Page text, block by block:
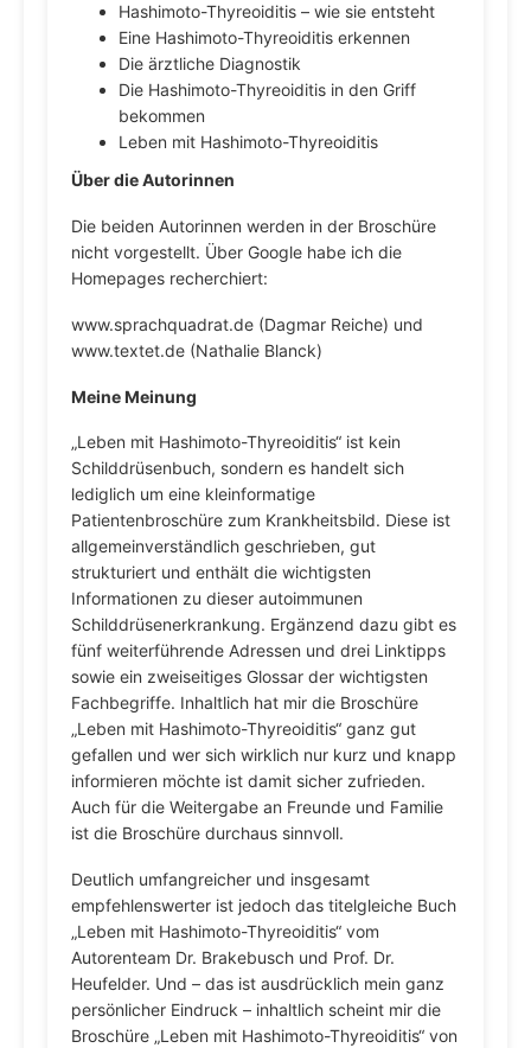
Hashimoto-Thyreoiditis – wie sie entsteht
Eine Hashimoto-Thyreoiditis erkennen
Die ärztliche Diagnostik
Die Hashimoto-Thyreoiditis in den Griff
bekommen
Leben mit Hashimoto-Thyreoiditis
Über die Autorinnen
Die beiden Autorinnen werden in der Broschüre
nicht vorgestellt. Über Google habe ich die
Homepages recherchiert:
www.sprachquadrat.de (Dagmar Reiche) und
www.textet.de (Nathalie Blanck)
Meine Meinung
„Leben mit Hashimoto-Thyreoiditis“ ist kein
Schilddrüsenbuch, sondern es handelt sich
lediglich um eine kleinformatige
Patientenbroschüre zum Krankheitsbild. Diese ist
allgemeinverständlich geschrieben, gut
strukturiert und enthält die wichtigsten
Informationen zu dieser autoimmunen
Schilddrüsenerkrankung. Ergänzend dazu gibt es
fünf weiterführende Adressen und drei Linktipps
sowie ein zweiseitiges Glossar der wichtigsten
Fachbegriffe. Inhaltlich hat mir die Broschüre
„Leben mit Hashimoto-Thyreoiditis“ ganz gut
gefallen und wer sich wirklich nur kurz und knapp
informieren möchte ist damit sicher zufrieden.
Auch für die Weitergabe an Freunde und Familie
ist die Broschüre durchaus sinnvoll.
Deutlich umfangreicher und insgesamt
empfehlenswerter ist jedoch das titelgleiche Buch
„Leben mit Hashimoto-Thyreoiditis“ vom
Autorenteam Dr. Brakebusch und Prof. Dr.
Heufelder. Und – das ist ausdrücklich mein ganz
persönlicher Eindruck – inhaltlich scheint mir die
Broschüre „Leben mit Hashimoto-Thyreoiditis“ von